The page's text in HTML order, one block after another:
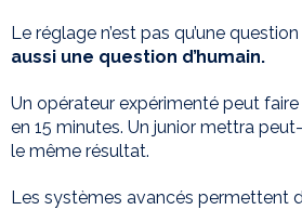
Le réglage n’est pas qu’une
aussi une question d’humain.
Un opérateur expérimenté peut
en 15 minutes. Un junior mettra
le même résultat.
Les systèmes avancés permettent